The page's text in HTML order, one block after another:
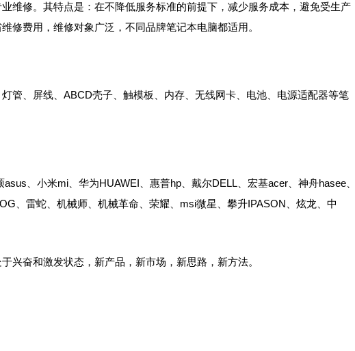
维修。其特点是：在不降低服务标准的前提下，减少服务成本，避免受生产
修费用，维修对象广泛，不同品牌笔记本电脑都适用。
管、屏线、ABCD壳子、触模板、内存、无线网卡、电池、电源适配器等笔
、小米mi、华为HUAWEI、惠普hp、戴尔DELL、宏基acer、神舟hasee、
、雷蛇、机械师、机械革命、荣耀、msi微星、攀升IPASON、炫龙、中
兴奋和激发状态，新产品，新市场，新思路，新方法。